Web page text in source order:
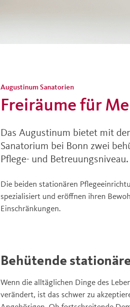
Freiräume für
Augustinum Sanatorien
Das Augustinum bietet mit
Sanatorium bei Bonn zwei
Pflege- und Betreuungsniveau.
Die beiden stationären
spezialisiert und eröffnen ihren
Einschränkungen.
Behütende
Wenn die alltäglichen Dinge des
verändert, ist das schwer zu